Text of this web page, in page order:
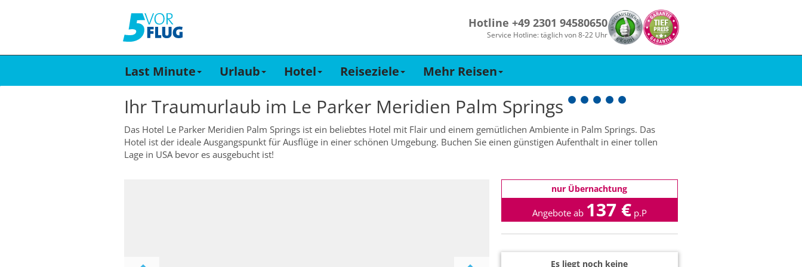
Hotline +49 2301 94580650
Service Hotline: täglich von 8-22 Uhr
Last Minute Urlaub Hotel Reiseziele Mehr Reisen
Ihr Traumurlaub im Le Parker Meridien Palm Springs
Das Hotel Le Parker Meridien Palm Springs ist ein beliebtes Hotel mit Flair und einem gemütlichen Ambiente in Palm Springs. Das
Hotel ist der ideale Ausgangspunkt für Ausflüge in einer schönen Umgebung. Buchen Sie einen günstigen Aufenthalt in einer tollen
Lage in USA bevor es ausgebucht ist!
nur Übernachtung
Angebote ab 137 € p.P
Es liegt noch keine